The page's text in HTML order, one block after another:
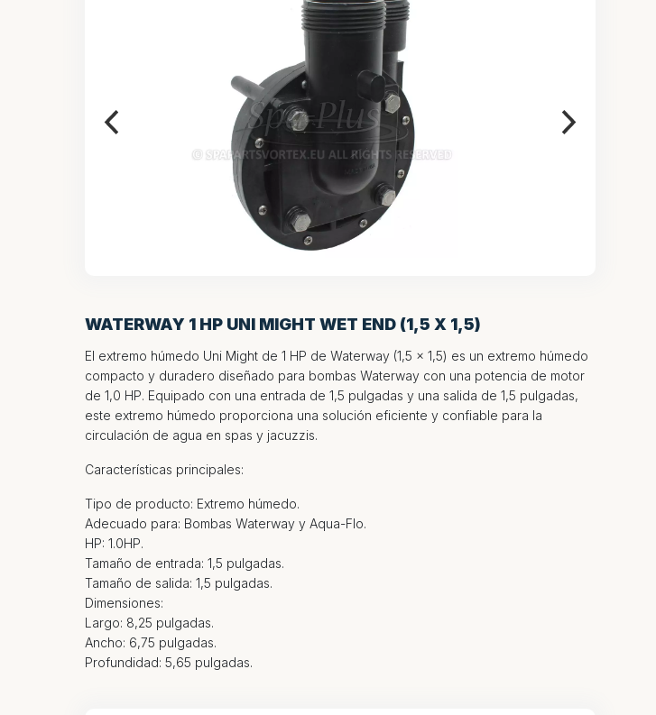
WATERWAY 1 HP UNI MIGHT WET END (1,5 X 1,5)
El extremo húmedo Uni Might de 1 HP de Waterway (1,5 x 1,5) es un extremo húmedo
compacto y duradero diseñado para bombas Waterway con una potencia de motor
de 1,0 HP. Equipado con una entrada de 1,5 pulgadas y una salida de 1,5 pulgadas,
este extremo húmedo proporciona una solución eficiente y confiable para la
circulación de agua en spas y jacuzzis.
Características principales:
Tipo de producto: Extremo húmedo.
Adecuado para: Bombas Waterway y Aqua-Flo.
HP: 1.0HP.
Tamaño de entrada: 1,5 pulgadas.
Tamaño de salida: 1,5 pulgadas.
Dimensiones:
Largo: 8,25 pulgadas.
Ancho: 6,75 pulgadas.
Profundidad: 5,65 pulgadas.